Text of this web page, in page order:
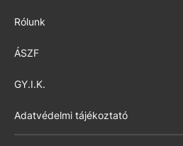
Rólunk
ÁSZF
GY.I.K.
Adatvédelmi tájékoztató